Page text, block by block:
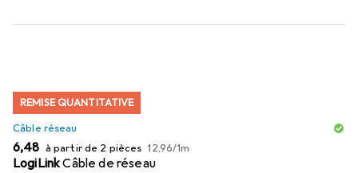
REMISE QUANTITATIVE
Câble réseau
EUR
6,48 à partir de 2 pièces EUR
12,96/1m
LogiLinkCâble de réseau